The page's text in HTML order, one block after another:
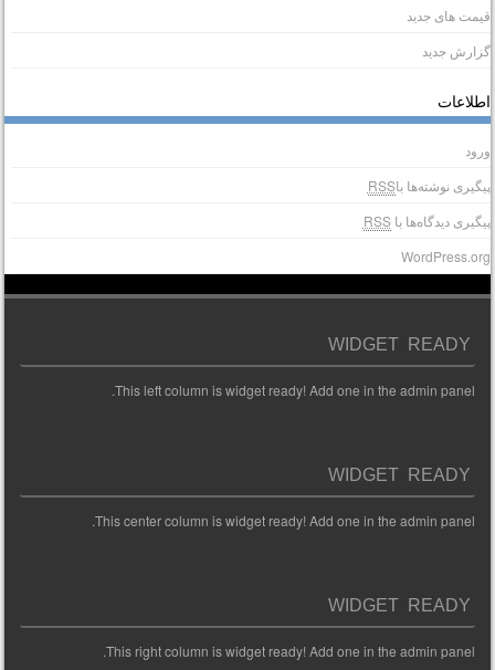
های جدید
جدید
نوشته‌ها باRSS
دیدگاه‌ها باRSS
WIDGET READY
This left column is widget ready! Add one in the admin panel.
WIDGET READY
This center column is widget ready! Add one in the admin panel.
WIDGET READY
This right column is widget ready! Add one in the admin panel.